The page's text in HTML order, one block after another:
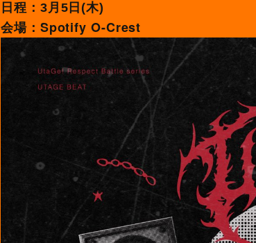
日程：3月5日(木)
会場： Spotify O-Crest